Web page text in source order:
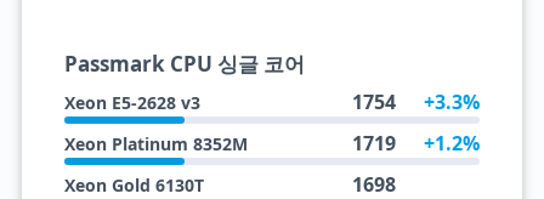
Passmark CPU 싱글 코어
Xeon E5-2628 v3 1754 +3.3%
Xeon Platinum 8352M 1719 +1.2%
Xeon Gold 6130T 1698